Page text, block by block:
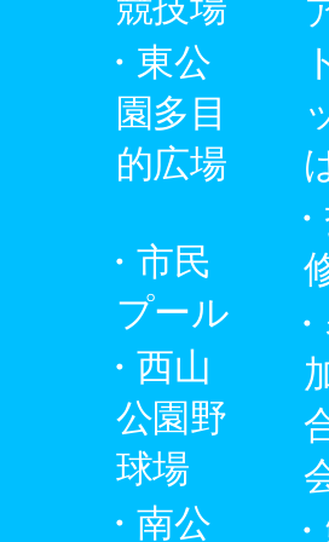
東公
園多目
的広場
市民
プール
西山
公園野
球場
南公